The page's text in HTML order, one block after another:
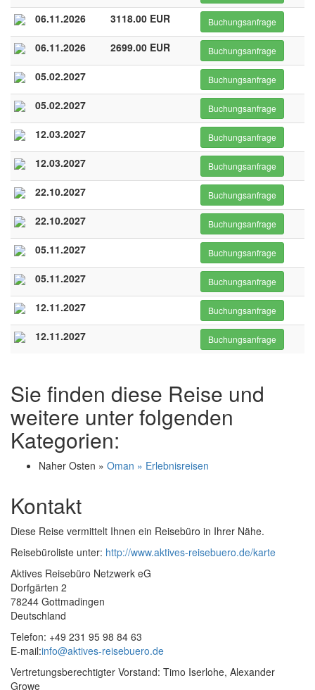
06.11.2026 3118.00 EUR Buchungsanfrage
06.11.2026 2699.00 EUR Buchungsanfrage
05.02.2027 Buchungsanfrage
05.02.2027 Buchungsanfrage
12.03.2027 Buchungsanfrage
12.03.2027 Buchungsanfrage
22.10.2027 Buchungsanfrage
22.10.2027 Buchungsanfrage
05.11.2027 Buchungsanfrage
05.11.2027 Buchungsanfrage
12.11.2027 Buchungsanfrage
12.11.2027 Buchungsanfrage
Sie finden diese Reise und
weitere unter folgenden
Kategorien:
Naher Osten » Oman » Erlebnisreisen
Kontakt
Diese Reise vermittelt Ihnen ein Reisebüro in Ihrer Nähe.
Reisebüroliste unter: http://www.aktives-reisebuero.de/karte
Aktives Reisebüro Netzwerk eG
Dorfgärten 2
78244 Gottmadingen
Deutschland
Telefon: +49 231 95 98 84 63
E-mail:info@aktives-reisebuero.de
Vertretungsberechtigter Vorstand: Timo Iserlohe, Alexander
Growe